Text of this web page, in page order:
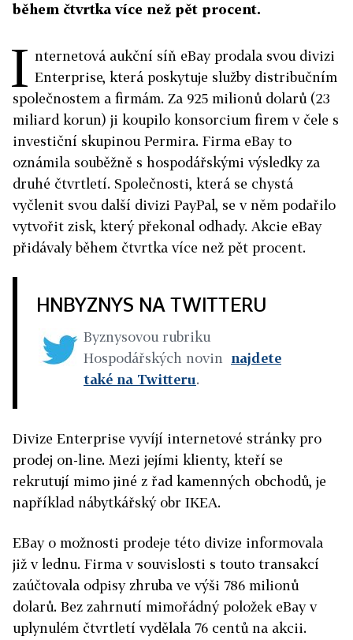
během čtvrtka více než pět procent.
I nternetová aukční síň eBay prodala svou divizi
Enterprise, která poskytuje služby distribučním
společnostem a firmám. Za 925 milionů dolarů (23
miliard korun) ji koupilo konsorcium firem v čele s
investiční skupinou Permira. Firma eBay to
oznámila souběžně s hospodářskými výsledky za
druhé čtvrtletí. Společnosti, která se chystá
vyčlenit svou další divizi PayPal, se v něm podařilo
vytvořit zisk, který překonal odhady. Akcie eBay
přidávaly během čtvrtka více než pět procent.
HNBYZNYS NA TWITTERU
Byznysovou rubriku
Hospodářských novin najdete
také na Twitteru.
Divize Enterprise vyvíjí internetové stránky pro
prodej on-line. Mezi jejími klienty, kteří se
rekrutují mimo jiné z řad kamenných obchodů, je
například nábytkářský obr IKEA.
EBay o možnosti prodeje této divize informovala
již v lednu. Firma v souvislosti s touto transakcí
zaúčtovala odpisy zhruba ve výši 786 milionů
dolarů. Bez zahrnutí mimořádný položek eBay v
uplynulém čtvrtletí vydělala 76 centů na akcii.